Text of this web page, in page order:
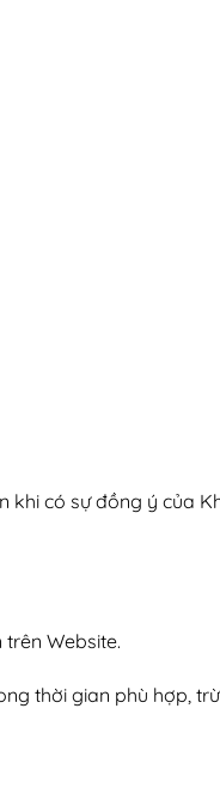
khi có sự đồng ý của
Website.
thời gian phù hợp,